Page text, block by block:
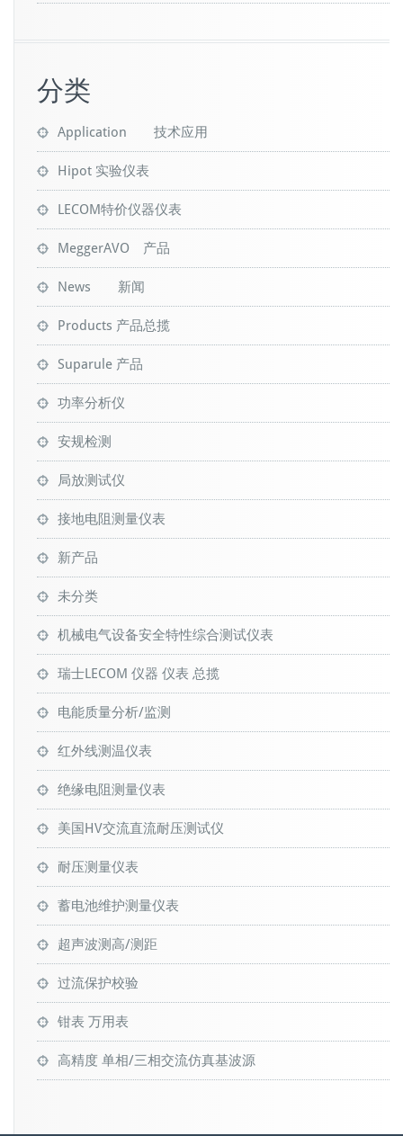
分类
Application 技术应用
Hipot 实验仪表
LECOM特价仪器仪表
MeggerAVO 产品
News 新闻
Products 产品总揽
Suparule 产品
功率分析仪
安规检测
局放测试仪
接地电阻测量仪表
新产品
未分类
机械电气设备安全特性综合测试仪表
瑞士LECOM 仪器 仪表 总揽
电能质量分析/监测
红外线测温仪表
绝缘电阻测量仪表
美国HV交流直流耐压测试仪
耐压测量仪表
蓄电池维护测量仪表
超声波测高/测距
过流保护校验
钳表 万用表
高精度 单相/三相交流仿真基波源